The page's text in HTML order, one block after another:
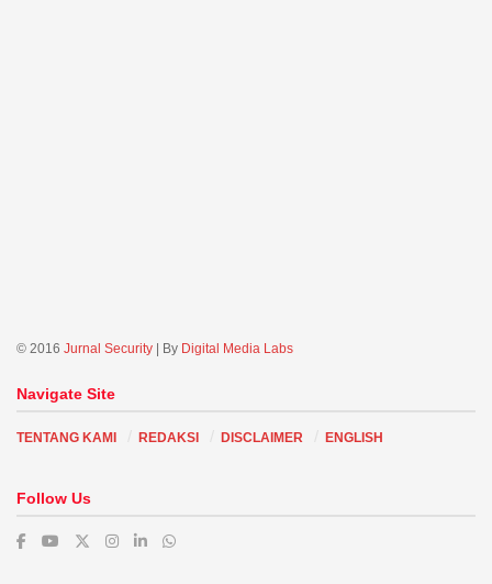
© 2016 Jurnal Security | By Digital Media Labs
Navigate Site
TENTANG KAMI REDAKSI DISCLAIMER ENGLISH
Follow Us